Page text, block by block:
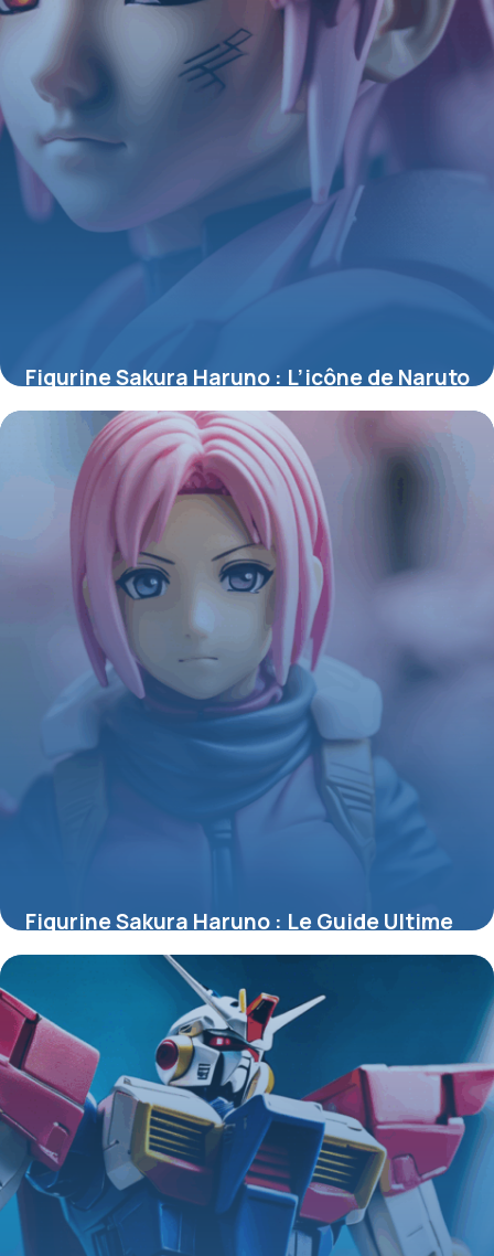
Figurine Sakura Haruno : L’icône de Naruto
sublimée en objet de collection
4 juillet 2025
Figurine Sakura Haruno : Le Guide Ultime
pour Collectionneurs et Passionnés